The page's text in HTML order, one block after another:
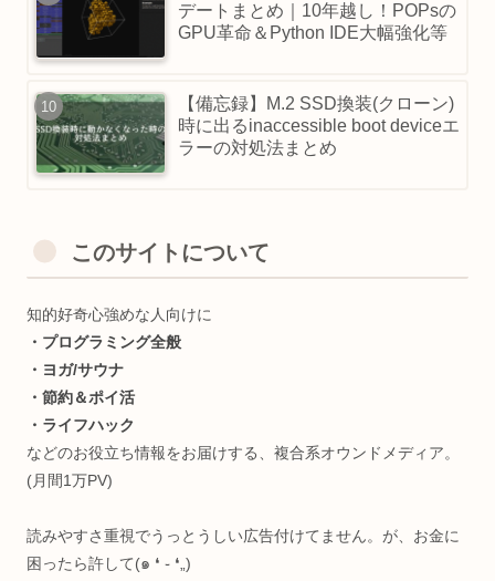
デートまとめ｜10年越し！POPsの
GPU革命＆Python IDE大幅強化等
【備忘録】M.2 SSD換装(クローン)
時に出るinaccessible boot deviceエ
ラーの対処法まとめ
このサイトについて